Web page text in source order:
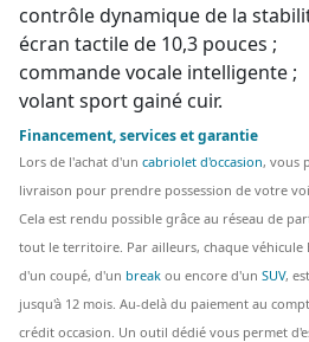
contrôle dynamique de la
écran tactile de 10,3 pouces ;
commande vocale intelligente ;
volant sport gainé cuir.
Financement, services et garantie
Lors de l'achat d'un cabriolet d'occasion, vous
livraison pour prendre possession de votre
Cela est rendu possible grâce au réseau de
tout le territoire. Par ailleurs, chaque véhicule
d'un coupé, d'un break ou encore d'un SUV,
jusqu'à 12 mois. Au-delà du paiement au
crédit occasion. Un outil dédié vous permet